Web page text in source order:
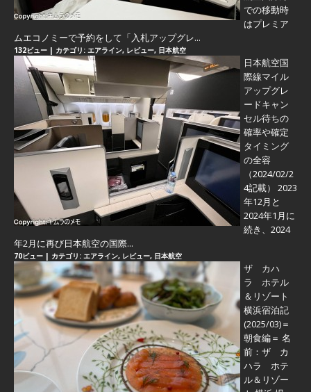
での移動時
はプレミア
ムエコノミーで予約をして「入札アップグレ...
132ビュー | カテゴリ: エアライン, レビュー, 日本航空
日本航空国
際線マイル
アップグレ
ードキャン
セル待ちの
確率や確定
タイミング
の全容
（2024/02/2
4記載） 2023
年12月と
2024年1月に
続き、2024
年2月に再び日本航空の国際...
70ビュー | カテゴリ: エアライン, レビュー, 日本航空
ザ カハ
ラ ホテル
＆リゾート
横浜宿泊記
(2025/03)＝
朝食編＝ 名
前：ザ カ
ハラ ホテ
ル＆リゾー